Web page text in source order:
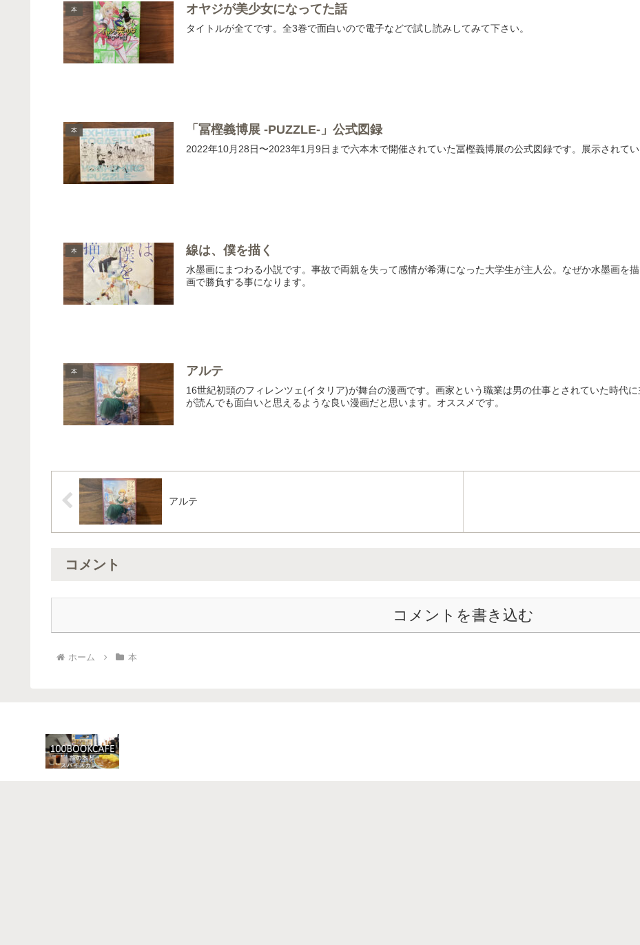
本 オヤジが美少女になってた話
タイトルが全てです。全3巻で面白いので電子などで試し読みしてみて下さい。
本 「冨樫義博展 -PUZZLE-」公式図録
2022年10月28日〜2023年1月9日まで六本木で開催されていた冨樫義博展の公式図録です。展示されて
本 線は、僕を描く
水墨画にまつわる小説です。事故で両親を失って感情が希薄になった大学生が主人公。なぜか水墨画を
画で勝負する事になります。
本 アルテ
16世紀初頭のフィレンツェ(イタリア)が舞台の漫画です。画家という職業は男の仕事とされていた時代
が読んでも面白いと思えるような良い漫画だと思います。オススメです。
アルテ
コメント
コメントを書き込む
ホーム 本